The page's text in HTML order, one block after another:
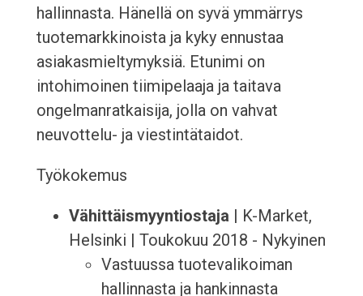
hallinnasta. Hänellä on syvä ymmärrys
tuotemarkkinoista ja kyky ennustaa
asiakasmieltymyksiä. Etunimi on
intohimoinen tiimipelaaja ja taitava
ongelmanratkaisija, jolla on vahvat
neuvottelu- ja viestintätaidot.
Työkokemus
Vähittäismyyntiostaja | K-Market,
Helsinki | Toukokuu 2018 - Nykyinen
Vastuussa tuotevalikoiman
hallinnasta ja hankinnasta